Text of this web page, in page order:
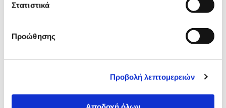
Στατιστικά
Προώθησης
Προβολή λεπτομερειών
Δες τα HOT προϊόντα της